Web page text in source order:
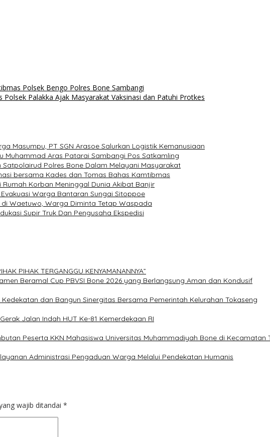
Polsek Bengo Polres Bone Sambangi
Palakka Ajak Masyarakat Vaksinasi dan Patuhi Protkes
Masumpu, PT SGN Arasoe Salurkan Logistik Kemanusiaan
Muhammad Aras Patarai Sambangi Pos Satkamling
Polres Bone Dalam Melayani Masyarakat
bersama Kades dan Tomas Bahas Kamtibmas
Korban Meninggal Dunia Akibat Banjir
Warga Bantaran Sungai Sitoppoe
Waetuwo, Warga Diminta Tetap Waspada
Supir Truk Dan Pengusaha Ekspedisi
PIHAK TERGANGGU KENYAMANANNYA”
Beramal Cup PBVSI Bone 2026 yang Berlangsung Aman dan Kondusif
dan Bangun Sinergitas Bersama Pemerintah Kelurahan Tokaseng
Jalan Indah HUT Ke-81 Kemerdekaan RI
Peserta KKN Mahasiswa Universitas Muhammadiyah Bone di Kecamatan
Administrasi Pengaduan Warga Melalui Pendekatan Humanis
wajib ditandai *